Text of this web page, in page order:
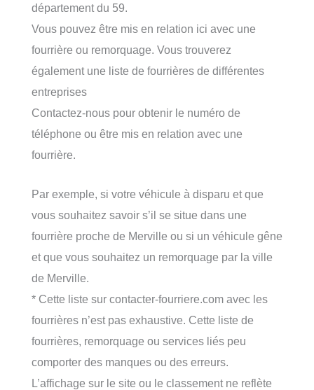
département du 59.
Vous pouvez être mis en relation ici avec une
fourrière ou remorquage. Vous trouverez
également une liste de fourrières de différentes
entreprises
Contactez-nous pour obtenir le numéro de
téléphone ou être mis en relation avec une
fourrière.
Par exemple, si votre véhicule à disparu et que
vous souhaitez savoir s’il se situe dans une
fourrière proche de Merville ou si un véhicule gêne
et que vous souhaitez un remorquage par la ville
de Merville.
* Cette liste sur contacter-fourriere.com avec les
fourrières n’est pas exhaustive. Cette liste de
fourrières, remorquage ou services liés peu
comporter des manques ou des erreurs.
L’affichage sur le site ou le classement ne reflète